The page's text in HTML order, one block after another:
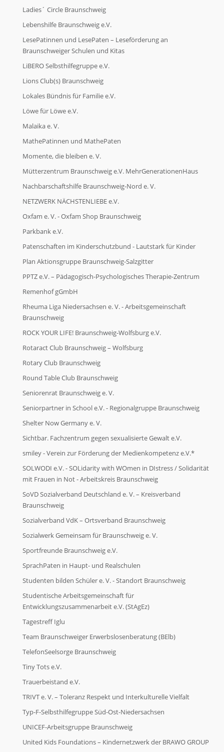
Ladies´ Circle Braunschweig
Lebenshilfe Braunschweig e.V.
LesePatinnen und LesePaten – Leseförderung an
Braunschweiger Schulen und Kitas
LiBERO Selbsthilfegruppe e.V.
Lions Club(s) Braunschweig
Lokales Bündnis für Familie e.V.
Löwe für Löwe e.V.
Malaika e. V.
MathePatinnen und MathePaten
Momente, die bleiben e. V.
Mütterzentrum Braunschweig e.V. MehrGenerationenHaus
Nachbarschaftshilfe Braunschweig-Nord e. V.
NETZWERK NÄCHSTENLIEBE e.V.
Oxfam e. V. - Oxfam Shop Braunschweig
Parkbank e.V.
Patenschaften im Kinderschutzbund - Lautstark für Kinder
Plan Aktionsgruppe Braunschweig-Salzgitter
PPTZ e.V. – Pädagogisch-Psychologisches Therapie-Zentrum
Remenhof gGmbH
Rheuma Liga Niedersachsen e. V. - Arbeitsgemeinschaft
Braunschweig
ROCK YOUR LIFE! Braunschweig-Wolfsburg e.V.
Rotaract Club Braunschweig – Wolfsburg
Rotary Club Braunschweig
Round Table Club Braunschweig
Seniorenrat Braunschweig e. V.
Seniorpartner in School e.V. - Regionalgruppe Braunschweig
Shelter Now Germany e. V.
Sichtbar. Fachzentrum gegen sexualisierte Gewalt e.V.
smiley - Verein zur Förderung der Medienkompetenz e.V.*
SOLWODI e.V. - SOLidarity with WOmen in DIstress / Solidarität
mit Frauen in Not - Arbeitskreis Braunschweig
SoVD Sozialverband Deutschland e. V. – Kreisverband
Braunschweig
Sozialverband VdK – Ortsverband Braunschweig
Sozialwerk Gemeinsam für Braunschweig e. V.
Sportfreunde Braunschweig e.V.
SprachPaten in Haupt- und Realschulen
Studenten bilden Schüler e. V. - Standort Braunschweig
Studentische Arbeitsgemeinschaft für
Entwicklungszusammenarbeit e.V. (StAgEz)
Tagestreff Iglu
Team Braunschweiger Erwerbslosenberatung (BElb)
TelefonSeelsorge Braunschweig
Tiny Tots e.V.
Trauerbeistand e.V.
TRIVT e. V. – Toleranz Respekt und Interkulturelle Vielfalt
Typ-F-Selbsthilfegruppe Süd-Ost-Niedersachsen
UNICEF-Arbeitsgruppe Braunschweig
United Kids Foundations – Kindernetzwerk der BRAWO GROUP